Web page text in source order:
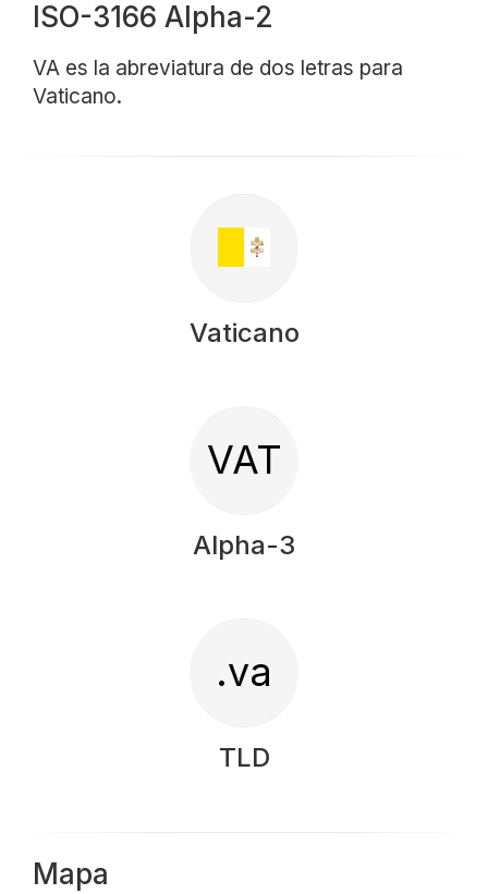
ISO-3166 Alpha-2
VA es la abreviatura de dos letras para
Vaticano.
Vaticano
VAT
Alpha-3
.va
TLD
Mapa